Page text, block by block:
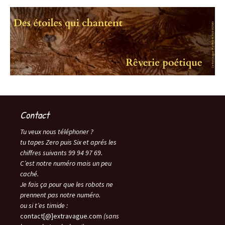
Contact
Tu veux nous téléphoner ?
tu tapes Zero puis Six et aprés les
chiffres suivants 99 94 97 69.
C’est notre numéro mais un peu
caché.
Je fais ça pour que les robots ne
prennent pas notre numéro.
ou si t’es timide :
contact[@]extravague.com (sans